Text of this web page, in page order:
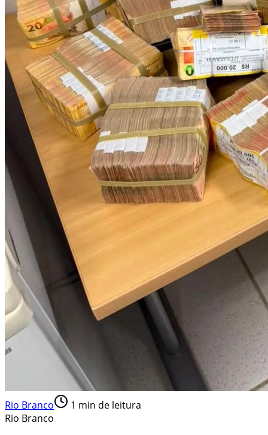
Rio Branco 1 min de leitura
Rio Branco